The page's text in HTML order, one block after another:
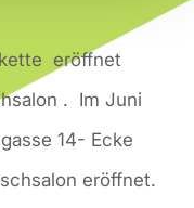
eröffnet
. Im Juni
14- Ecke
eröffnet.